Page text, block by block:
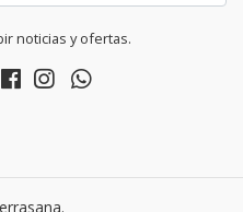
noticias y ofertas.